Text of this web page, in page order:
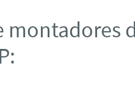
montadores